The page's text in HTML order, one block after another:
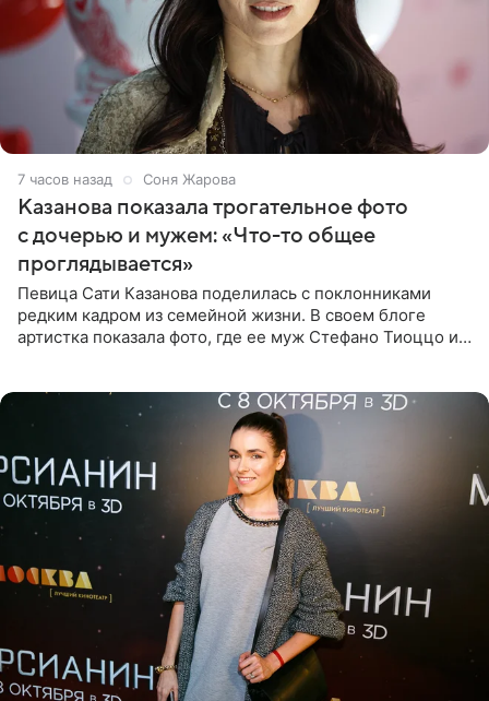
7 часов назад Соня Жарова
Казанова показала трогательное фото
с дочерью и мужем: «Что-то общее
проглядывается»
Певица Сати Казанова поделилась с поклонниками
редким кадром из семейной жизни. В своем блоге
артистка показала фото, где ее муж Стефано Тиоццо и